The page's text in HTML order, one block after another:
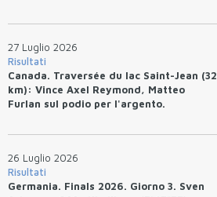
27 Luglio 2026
Risultati
Canada. Traversée du lac Saint-Jean (32
km): Vince Axel Reymond, Matteo
Furlan sul podio per l'argento.
26 Luglio 2026
Risultati
Germania. Finals 2026. Giorno 3. Sven